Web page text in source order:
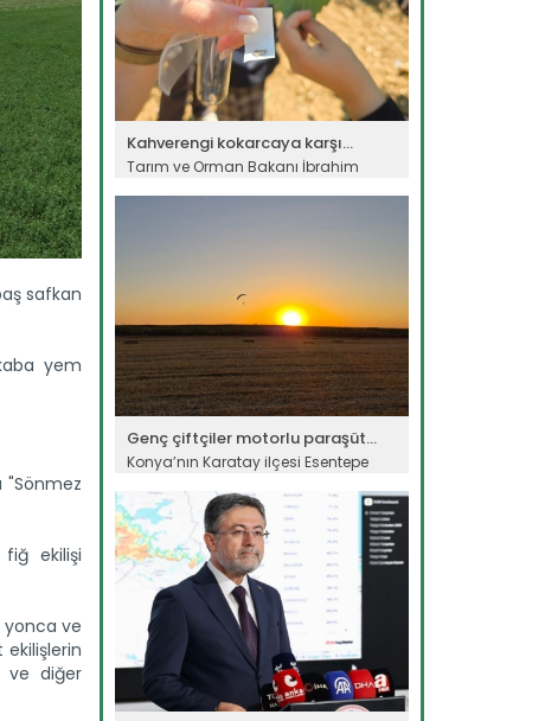
safkan
yem
ekilişi
yonca ve
ve diğer
Kahverengi kokarcaya karşı...
Tarım ve Orman Bakanı İbrahim
Genç çiftçiler motorlu paraşüt...
Konya’nın Karatay ilçesi Esentepe
Devamını Oku ->